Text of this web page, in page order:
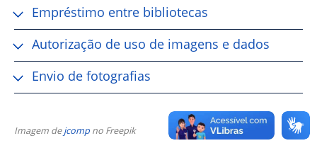
Empréstimo entre bibliotecas
Autorização de uso de imagens e dados
Envio de fotografias
Imagem dejcomp no Freepik